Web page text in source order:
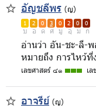
อัญชลีพร (ญ)
1 2 0 3 0 2 0 0
บ อ ด ศ มู อุ ม ก
อ่านว่า อัน-ชะ-ลี-
หมายถึง การไหว้ที่
เลขศาสตร์ ๔๑ เล
อาจรีย์ (ญ)